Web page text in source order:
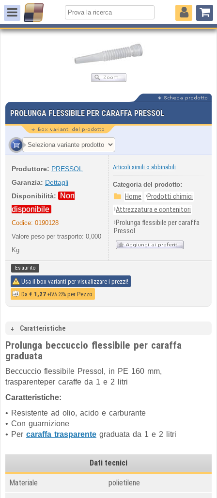
PROLUNGA FLESSIBILE PER CARAFFA PRESSOL
Produttore: PRESSOL
Garanzia: Dettagli
Disponibilità:
Non
disponibile
Codice: 0190128
Valore peso per trasporto: 0,000
Kg
Articoli simili o abbinabili
Categoria del prodotto:
Home ›Prodotti chimici
›Attrezzatura e contenitori
›Prolunga flessibile per caraffa
Pressol
Esaurito
Usa il box varianti per visualizzare i prezzi!
Da € 1,27 +IVA 22% per Pezzo
Caratteristiche
Prolunga beccuccio flessibile per caraffa
graduata
Beccuccio flessibile Pressol, in PE 160 mm,
trasparenteper caraffe da 1 e 2 litri
Caratteristiche:
• Resistente ad olio, acido e carburante
• Con guarnizione
• Per caraffa trasparente graduata da 1 e 2 litri
Dati tecnici
Materiale polietilene